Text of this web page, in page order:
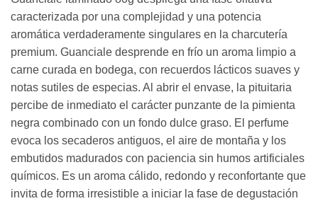
caracterizada por una complejidad y una potencia
aromática verdaderamente singulares en la charcutería
premium. Guanciale desprende en frío un aroma limpio a
carne curada en bodega, con recuerdos lácticos suaves y
notas sutiles de especias. Al abrir el envase, la pituitaria
percibe de inmediato el carácter punzante de la pimienta
negra combinado con un fondo dulce graso. El perfume
evoca los secaderos antiguos, el aire de montaña y los
embutidos madurados con paciencia sin humos artificiales
químicos. Es un aroma cálido, redondo y reconfortante que
invita de forma irresistible a iniciar la fase de degustación